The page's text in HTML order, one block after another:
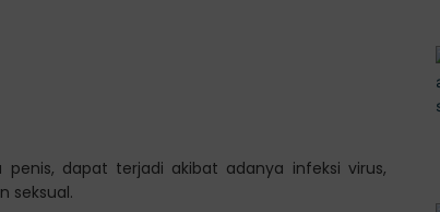
dapat terjadi akibat adanya infeksi virus,
seksual.